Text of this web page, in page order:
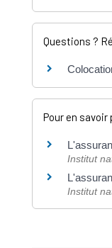
Questions ?
Pour en savoir
Institut
Institut